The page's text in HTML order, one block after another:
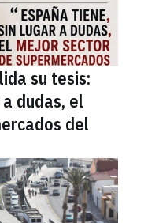
su tesis:
dudas, el
del